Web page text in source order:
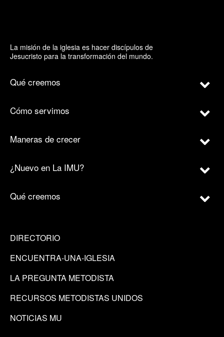
La misión de la iglesia es hacer discípulos de
Jesucristo para la transformación del mundo.
Qué creemos
Cómo servimos
Maneras de crecer
¿Nuevo en La IMU?
Qué creemos
DIRECTORIO
ENCUENTRA-UNA-IGLESIA
LA PREGUNTA METODISTA
RECURSOS METODISTAS UNIDOS
NOTICIAS MU